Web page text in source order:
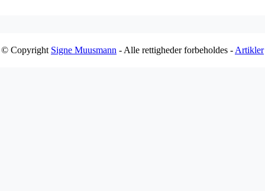
© Copyright Signe Muusmann - Alle rettigheder forbeholdes - Artikler